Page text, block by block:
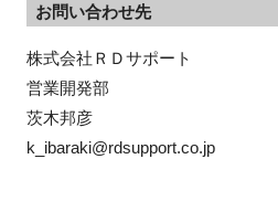
お問い合わせ先
株式会社ＲＤサポート
営業開発部
茨木邦彦
k_ibaraki@rdsupport.co.jp